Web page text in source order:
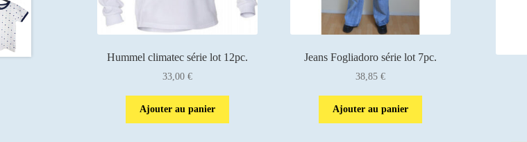
Hummel climatec série lot 12pc.
33,00€
Ajouter au panier
Jeans Fogliadoro série lot 7pc.
38,85 €
Ajouter au panier